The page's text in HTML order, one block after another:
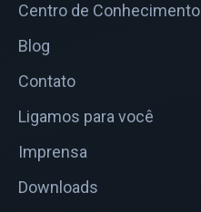
Centro de Conhecimento
Blog
Contato
Ligamos para você
Imprensa
Downloads